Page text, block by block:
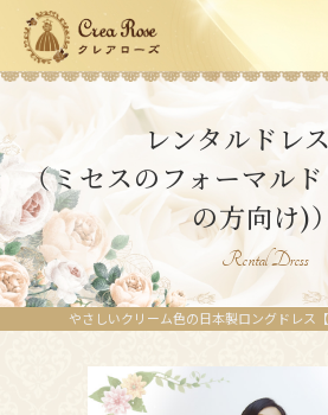
レンタルドレ
（ミセスのフォーマル
の方向け)
Rental Dress